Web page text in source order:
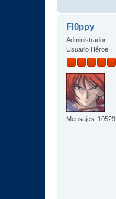
Fl0ppy
Administrador
Usuario Héroe
Mensajes: 10529